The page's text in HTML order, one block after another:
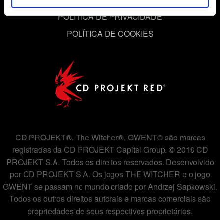
cookies com os nossos parceiros. Todos esses cookies
adicionais precisarão da sua permissão, no entanto.
"Configurações" abaixo.
POLÍTICA DE PRIVACIDADE
POLÍTICA DE COOKIES
CD PROJEKT®, The Witcher®, GWENT® são marcas
registradas da CD PROJEKT Capital Group. © 2018 CD
PROJEKT S.A. Todos os direitos reservados. Desenvolvido
por CD PROJEKT S.A. Os jogos THE WITCHER e o jogo
GWENT se passam no mundo criado por Andrzej Sapkowski.
Todos os outros direitos autorais e marcas comerciais são
propriedades de seus respectivos proprietários.